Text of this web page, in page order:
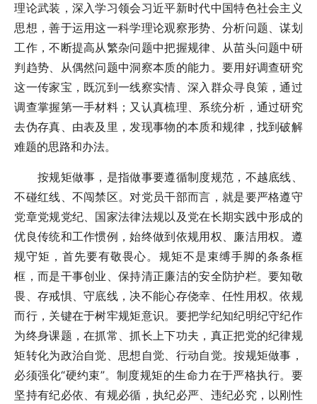
理论武装，深入学习领会习近平新时代中国特色社会主义
思想，善于运用这一科学理论观察形势、分析问题、谋划
工作，不断提高从繁杂问题中把握规律、从苗头问题中研
判趋势、从偶然问题中洞察本质的能力。要用好调查研究
这一传家宝，既沉到一线察实情、深入群众寻良策，通过
调查掌握第一手材料；又认真梳理、系统分析，通过研究
去伪存真、由表及里，发现事物的本质和规律，找到破解
难题的思路和办法。
按规矩做事，是指做事要遵循制度规范，不越底线、
不碰红线、不闯禁区。对党员干部而言，就是要严格遵守
党章党规党纪、国家法律法规以及党在长期实践中形成的
优良传统和工作惯例，始终做到依规用权、廉洁用权。遵
规守矩，首先要有敬畏心。规矩不是束缚手脚的条条框
框，而是干事创业、保持清正廉洁的安全防护栏。要知敬
畏、存戒惧、守底线，决不能心存侥幸、任性用权。依规
而行，关键在于树牢规矩意识。要把学纪知纪明纪守纪作
为终身课题，在抓常、抓长上下功夫，真正把党的纪律规
矩转化为政治自觉、思想自觉、行动自觉。按规矩做事，
必须强化“硬约束”。制度规矩的生命力在于严格执行。要
坚持有纪必依、有规必循，执纪必严、违纪必究，以刚性